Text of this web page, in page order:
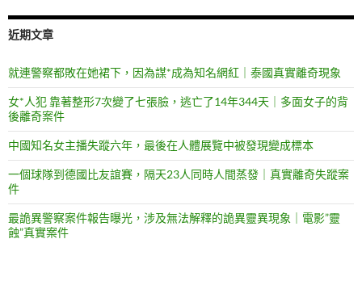
近期文章
就連警察都敗在她裙下，因為謀*成為知名網紅｜泰國真實離奇現象
女*人犯 靠著整形7次變了七張臉，逃亡了14年344天｜多面女子的背
後離奇案件
中國知名女主播失蹤六年，最後在人體展覽中被發現變成標本
一個球隊到德國比友誼賽，隔天23人同時人間蒸發｜真實離奇失蹤案
件
最詭異警察案件報告曝光，涉及無法解釋的詭異靈異現象｜電影”靈
蝕”真實案件